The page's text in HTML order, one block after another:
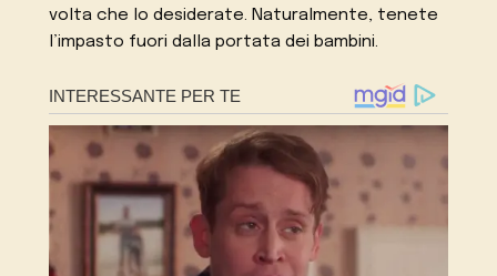
volta che lo desiderate. Naturalmente, tenete
l’impasto fuori dalla portata dei bambini.